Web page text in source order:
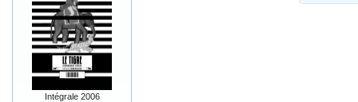
Intégrale 2006